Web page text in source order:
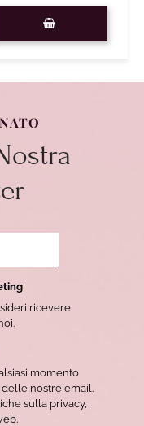
ricevere
momento
nostre email.
sulla privacy,